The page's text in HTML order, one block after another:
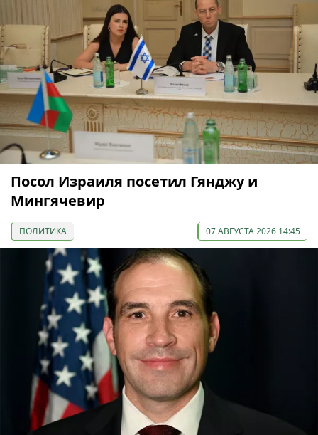
Посол Израиля посетил Гянджу и
Мингячевир
ПОЛИТИКА 07 АВГУСТА 2026 14:45